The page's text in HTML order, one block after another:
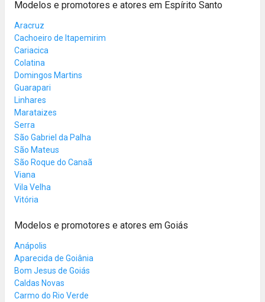
Modelos e promotores e atores em Espírito Santo
Aracruz
Cachoeiro de Itapemirim
Cariacica
Colatina
Domingos Martins
Guarapari
Linhares
Marataizes
Serra
São Gabriel da Palha
São Mateus
São Roque do Canaã
Viana
Vila Velha
Vitória
Modelos e promotores e atores em Goiás
Anápolis
Aparecida de Goiânia
Bom Jesus de Goiás
Caldas Novas
Carmo do Rio Verde